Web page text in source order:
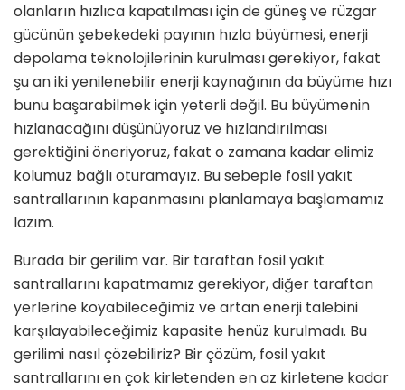
olanların hızlıca kapatılması için de güneş ve rüzgar
gücünün şebekedeki payının hızla büyümesi, enerji
depolama teknolojilerinin kurulması gerekiyor, fakat
şu an iki yenilenebilir enerji kaynağının da büyüme hızı
bunu başarabilmek için yeterli değil. Bu büyümenin
hızlanacağını düşünüyoruz ve hızlandırılması
gerektiğini öneriyoruz, fakat o zamana kadar elimiz
kolumuz bağlı oturamayız. Bu sebeple fosil yakıt
santrallarının kapanmasını planlamaya başlamamız
lazım.
Burada bir gerilim var. Bir taraftan fosil yakıt
santrallarını kapatmamız gerekiyor, diğer taraftan
yerlerine koyabileceğimiz ve artan enerji talebini
karşılayabileceğimiz kapasite henüz kurulmadı. Bu
gerilimi nasıl çözebiliriz? Bir çözüm, fosil yakıt
santrallarını en çok kirletenden en az kirletene kadar